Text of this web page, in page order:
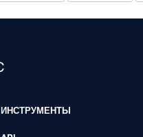
ИНСТРУМЕНТЫ